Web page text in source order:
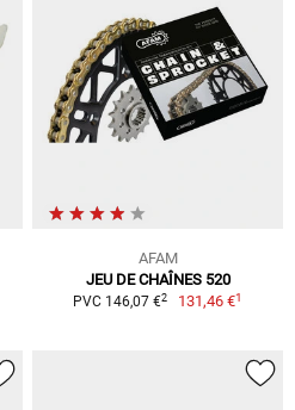
AFAM
JEU DE CHAÎNES 520
PVC 146,07 €2 131,46 €1